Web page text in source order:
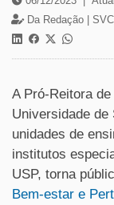
Da Redação |
A Pró-Reitora
Universidade de
unidades de
institutos
USP, torna
Bem-estar e